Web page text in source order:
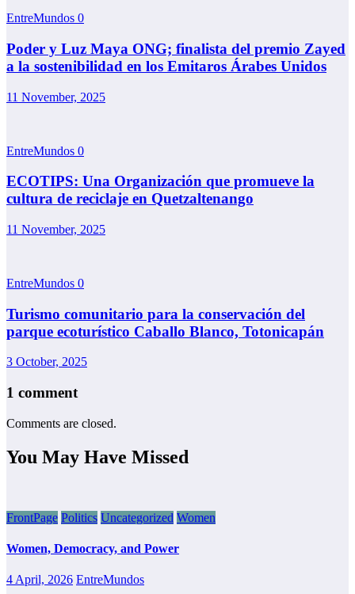
EntreMundos 0
Poder y Luz Maya ONG; finalista del premio Zayed
a la sostenibilidad en los Emitaros Árabes Unidos
11 November, 2025
EntreMundos 0
ECOTIPS: Una Organización que promueve la
cultura de reciclaje en Quetzaltenango
11 November, 2025
EntreMundos 0
Turismo comunitario para la conservación del
parque ecoturístico Caballo Blanco, Totonicapán
3 October, 2025
1 comment
Comments are closed.
You May Have Missed
FrontPage Politics Uncategorized Women
Women, Democracy, and Power
4 April, 2026 EntreMundos